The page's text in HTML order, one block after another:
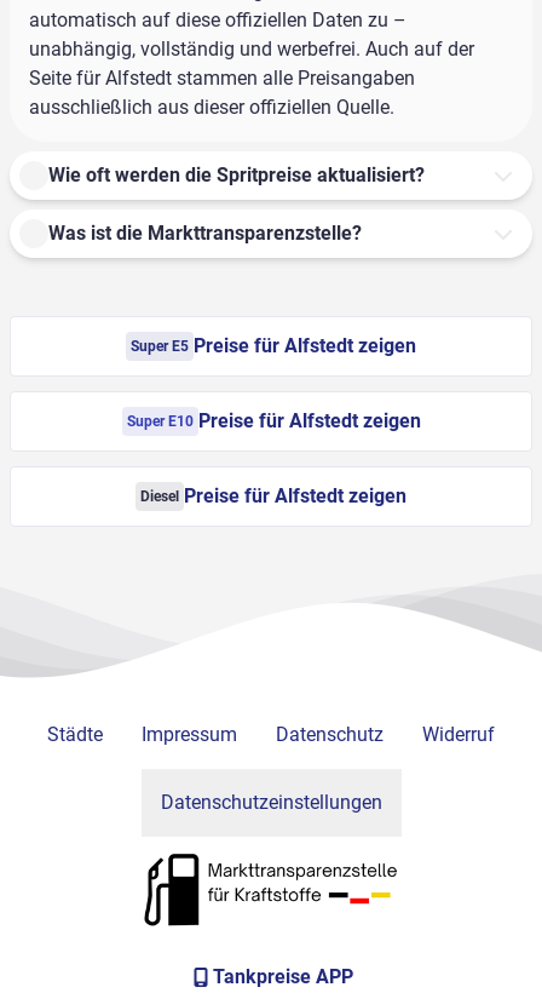
automatisch auf diese offiziellen Daten zu –
unabhängig, vollständig und werbefrei. Auch auf der
Seite für Alfstedt stammen alle Preisangaben
ausschließlich aus dieser offiziellen Quelle.
Wie oft werden die Spritpreise aktualisiert?
Was ist die Markttransparenzstelle?
Super E5 Preise für Alfstedt zeigen
Super E10 Preise für Alfstedt zeigen
Diesel Preise für Alfstedt zeigen
Städte Impressum Datenschutz Widerruf
Datenschutzeinstellungen
Tankpreise APP